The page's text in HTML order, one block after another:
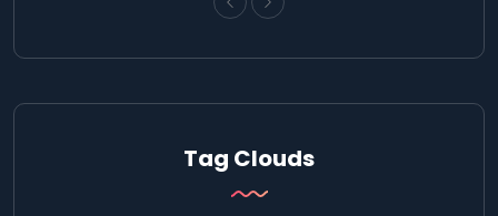
Tag Clouds